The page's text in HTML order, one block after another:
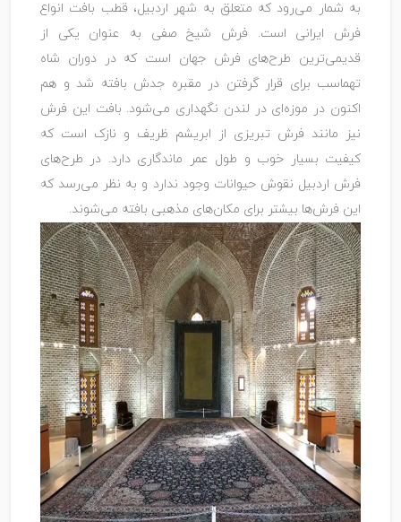
به شمار می‌رود که متعلق به شهر اردبیل، قطب بافت انواع
فرش ایرانی است. فرش شیخ صفی به عنوان یکی از
قدیمی‌ترین طرح‌های فرش جهان است که در دوران شاه
تهماسب برای قرار گرفتن در مقبره جدش بافته شد و هم
اکنون در موزه‌ای در لندن نگهداری می‌شود. بافت این فرش
نیز مانند فرش تبریزی از ابریشم ظریف و نازک است که
کیفیت بسیار خوب و طول عمر ماندگاری دارد. در طرح‌های
فرش اردبیل نقوش حیوانات وجود ندارد و به نظر می‌رسد که
این فرش‌ها بیشتر برای مکان‌های مذهبی بافته می‌شوند.